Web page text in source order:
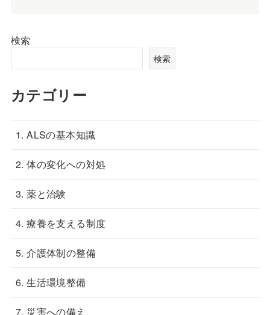
検索
検索
カテゴリー
1. ALSの基本知識
2. 体の変化への対処
3. 薬と治験
4. 療養を支える制度
5. 介護体制の整備
6. 生活環境整備
7. 災害への備え